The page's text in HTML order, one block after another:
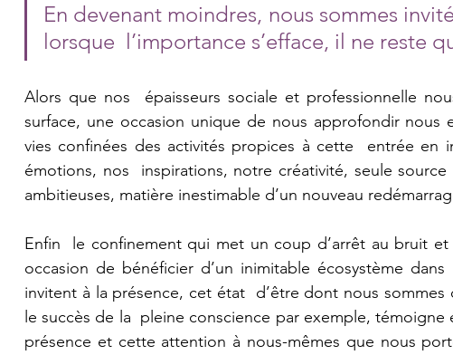
En devenant moindres, nous sommes
lorsque  l’importance s’efface, il ne reste
Alors que nos  épaisseurs sociale et professionnelle
surface, une occasion unique de nous approfondir nous
vies confinées des activités propices à cette  entrée en
émotions, nos  inspirations, notre créativité, seule
ambitieuses, matière inestimable d’un nouveau
Enfin  le confinement qui met un coup d’arrêt au bruit
occasion de bénéficier d’un inimitable écosystème
invitent à la présence, cet état  d’être dont nous
le succès de la  pleine conscience par exemple,
présence et cette attention à nous-mêmes que nous